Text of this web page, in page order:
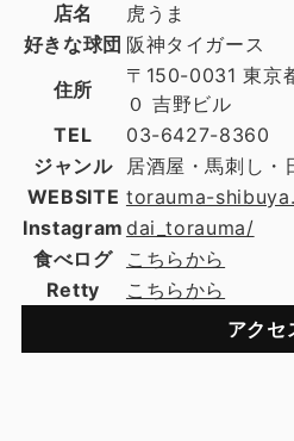
店名
虎うま
好きな球団 阪神タイガース
住所
〒150-0031 東京
０ 吉野ビル
TEL
03-6427-8360
ジャンル
居酒屋・馬刺し・
WEBSITE torauma-
Instagram dai_torauma/
食べログ
こちらから
Retty
こちらから
アクセ